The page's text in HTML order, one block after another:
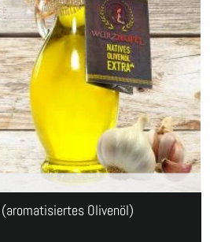
Olivenöl)